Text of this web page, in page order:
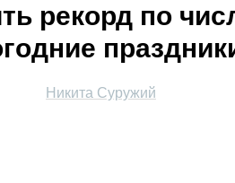
рекорд по
Никита Суружий